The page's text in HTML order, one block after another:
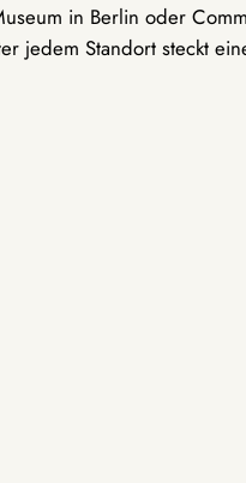
in Berlin oder
jedem Standort steckt